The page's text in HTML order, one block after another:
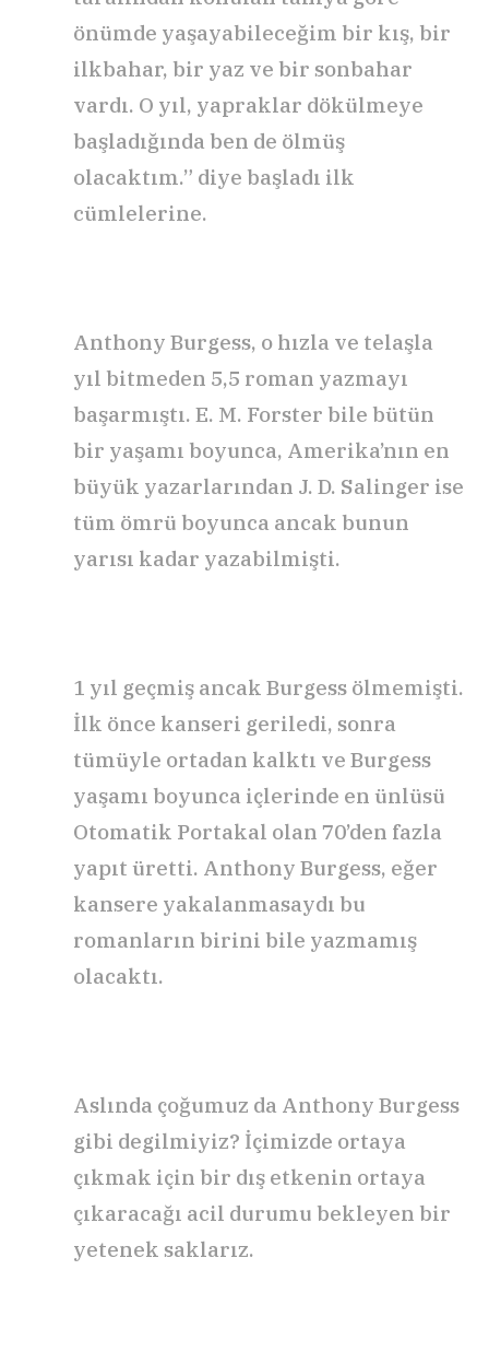
önümde yaşayabileceğim bir kış, bir
ilkbahar, bir yaz ve bir sonbahar
vardı. O yıl, yapraklar dökülmeye
başladığında ben de ölmüş
olacaktım.” diye başladı ilk
cümlelerine.
Anthony Burgess, o hızla ve telaşla
yıl bitmeden 5,5 roman yazmayı
başarmıştı. E. M. Forster bile bütün
bir yaşamı boyunca, Amerika’nın en
büyük yazarlarından J. D. Salinger ise
tüm ömrü boyunca ancak bunun
yarısı kadar yazabilmişti.
1 yıl geçmiş ancak Burgess ölmemişti.
İlk önce kanseri geriledi, sonra
tümüyle ortadan kalktı ve Burgess
yaşamı boyunca içlerinde en ünlüsü
Otomatik Portakal olan 70’den fazla
yapıt üretti. Anthony Burgess, eğer
kansere yakalanmasaydı bu
romanların birini bile yazmamış
olacaktı.
Aslında çoğumuz da Anthony Burgess
gibi degilmiyiz? İçimizde ortaya
çıkmak için bir dış etkenin ortaya
çıkaracağı acil durumu bekleyen bir
yetenek saklarız.